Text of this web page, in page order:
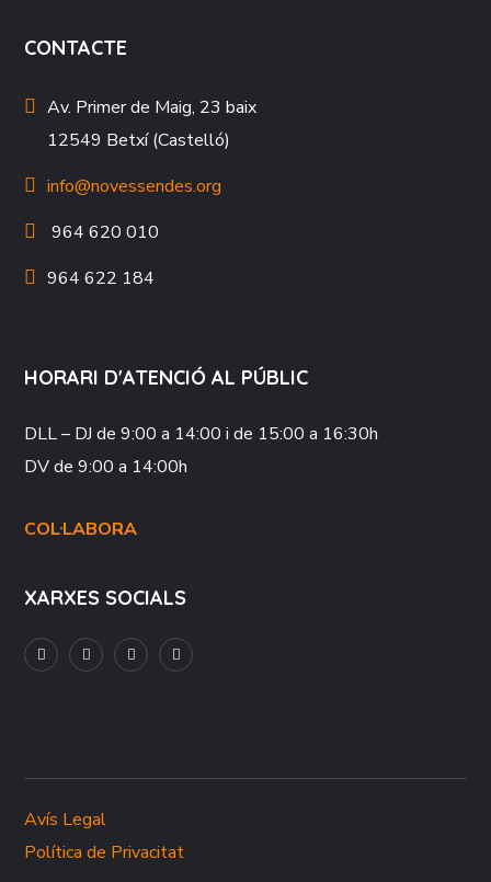
CONTACTE
Av. Primer de Maig, 23 baix
12549 Betxí (Castelló)
info@novessendes.org
964 620 010
964 622 184
HORARI D'ATENCIÓ AL PÚBLIC
DLL – DJde 9:00 a 14:00 i de 15:00 a 16:30h
DVde 9:00 a 14:00h
COL·LABORA
XARXES SOCIALS
Avís Legal
Política de Privacitat